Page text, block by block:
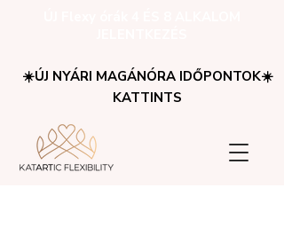
☀️ÚJ NYÁRI MAGÁNÓRA IDŐPONTOK☀️
KATTINTS